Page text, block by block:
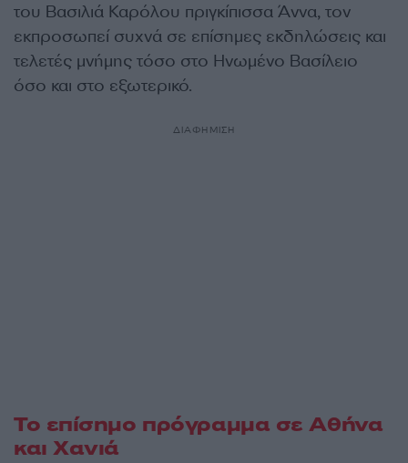
του Βασιλιά Καρόλου πριγκίπισσα Άννα, τον
εκπροσωπεί συχνά σε επίσημες εκδηλώσεις και
τελετές μνήμης τόσο στο Ηνωμένο Βασίλειο
όσο και στο εξωτερικό.
ΔΙΑΦΗΜΙΣΗ
Το επίσημο πρόγραμμα σε Αθήνα
και Χανιά